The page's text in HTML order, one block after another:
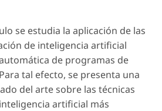
se estudia la aplicación de las
de inteligencia artificial
de programas de
tal efecto, se presenta una
del arte sobre las técnicas
artificial más